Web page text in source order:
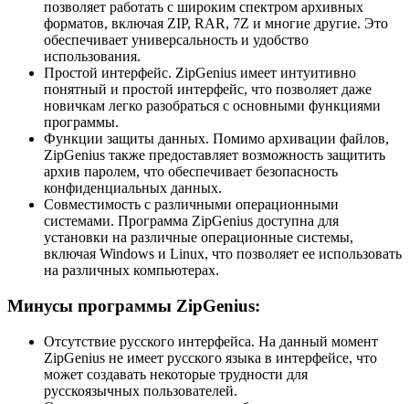
позволяет работать с широким спектром архивных
форматов, включая ZIP, RAR, 7Z и многие другие. Это
обеспечивает универсальность и удобство
использования.
Простой интерфейс. ZipGenius имеет интуитивно
понятный и простой интерфейс, что позволяет даже
новичкам легко разобраться с основными функциями
программы.
Функции защиты данных. Помимо архивации файлов,
ZipGenius также предоставляет возможность защитить
архив паролем, что обеспечивает безопасность
конфиденциальных данных.
Совместимость с различными операционными
системами. Программа ZipGenius доступна для
установки на различные операционные системы,
включая Windows и Linux, что позволяет ее использовать
на различных компьютерах.
Минусы программы ZipGenius:
Отсутствие русского интерфейса. На данный момент
ZipGenius не имеет русского языка в интерфейсе, что
может создавать некоторые трудности для
русскоязычных пользователей.